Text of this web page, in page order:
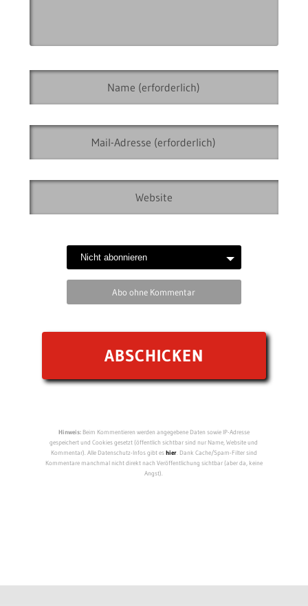
Abo ohne Kommentar
Hinweis:Beim Kommentieren werden angegebene Daten sowie IP-Adresse
gespeichert und Cookies gesetzt (öffentlich sichtbar sind nur Name, Website und
Kommentar). Alle Datenschutz-Infos gibt eshier. Dank Cache/Spam-Filter sind
Kommentare manchmal nicht direkt nach Veröffentlichung sichtbar (aber da, keine
Angst).